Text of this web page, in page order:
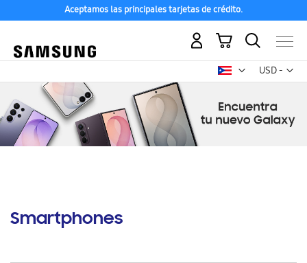
Aceptamos las principales tarjetas de crédito.
USD -
dólar
Mi carrito
Smartphones